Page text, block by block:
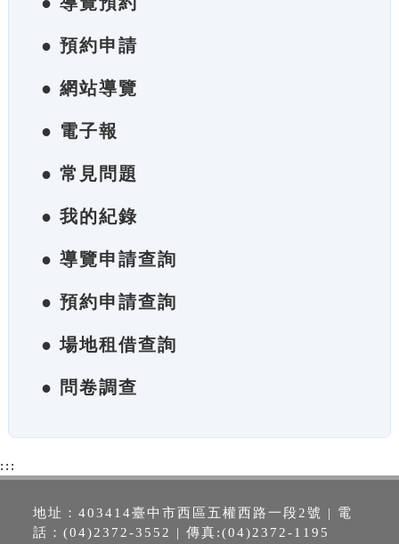
● 預約申請
● 網站導覽
● 電子報
● 常見問題
● 我的紀錄
● 導覽申請查詢
● 預約申請查詢
● 場地租借查詢
● 問卷調查
:::
地址：403414臺中市西區五權西路一段2號 | 電
話：(04)2372-3552 | 傳真:(04)2372-1195